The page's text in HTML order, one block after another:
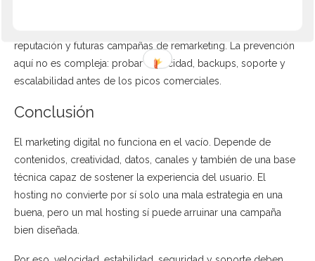
reputación y futuras campañas de remarketing. La prevención
aquí no es compleja: probar capacidad, backups, soporte y
escalabilidad antes de los picos comerciales.
Conclusión
El marketing digital no funciona en el vacío. Depende de
contenidos, creatividad, datos, canales y también de una base
técnica capaz de sostener la experiencia del usuario. El
hosting no convierte por sí solo una mala estrategia en una
buena, pero un mal hosting sí puede arruinar una campaña
bien diseñada.